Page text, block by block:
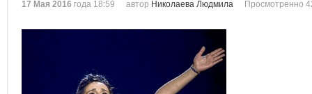
17 Мая 2016 года 18:59 автор Николаева Людмила Просмотренно